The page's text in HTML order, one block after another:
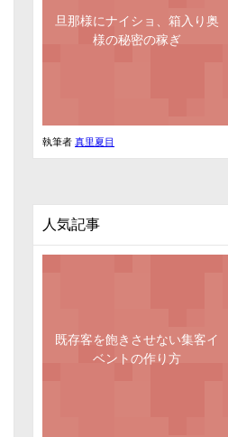
旦那様にナイショ、箱入り奥
様の秘密の稼ぎ
執筆者 真里夏目
人気記事
既存客を飽きさせない集客イ
ベントの作り方